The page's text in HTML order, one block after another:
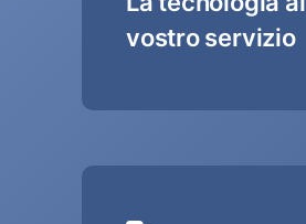
vostro servizio